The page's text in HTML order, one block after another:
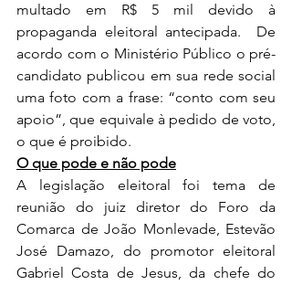
multado em R$ 5 mil devido à
propaganda eleitoral antecipada.  De
acordo com o Ministério Público o pré-
candidato publicou em sua rede social
uma foto com a frase: “conto com seu
apoio”, que equivale à pedido de voto,
o que é proibido.
O que pode e não pode
A legislação eleitoral foi tema de
reunião do juiz diretor do Foro da
Comarca de João Monlevade, Estevão
José Damazo, do promotor eleitoral
Gabriel Costa de Jesus, da chefe do